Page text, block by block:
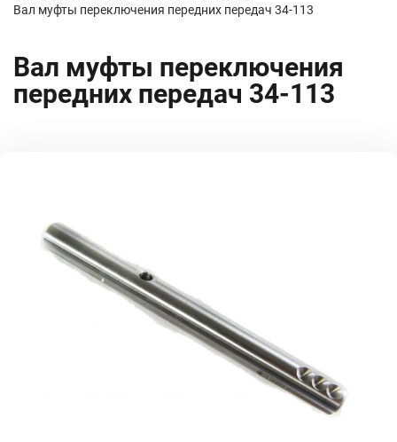
Вал муфты переключения передних передач 34-113
Вал муфты переключения
передних передач 34-113